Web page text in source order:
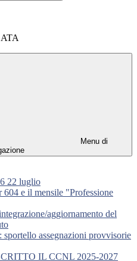
Menu di
22 luglio
e il mensile "Professione
aggiornamento del
assegnazioni provvisorie
IL CCNL 2025-2027